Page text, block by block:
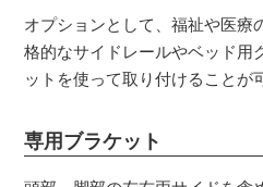
オプションとして、福祉や医療
格的なサイドレールやベッド用
ットを使って取り付けることが
専用ブラケット